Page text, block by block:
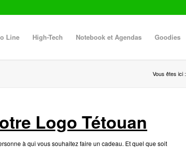
Line High-Tech Notebook et Agendas Goodies
Vous êtes ici :
Logo Tétouan
à qui vous souhaitez faire un cadeau. Et quel que soit